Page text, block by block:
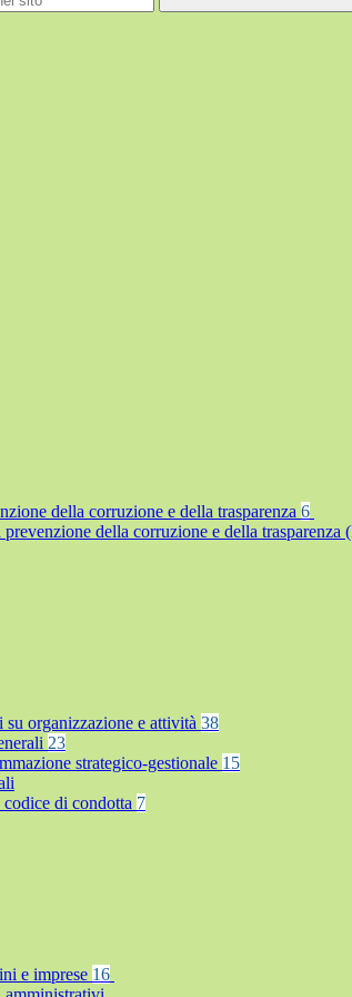
della corruzione e della trasparenza 6
della corruzione e della trasparenza
organizzazione e attività 38
23
strategico-gestionale 15
di condotta 7
e imprese 16